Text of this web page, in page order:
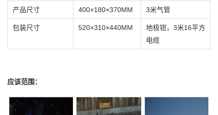
产品尺寸 400×180×370MM 3米气管
包装尺寸 520×310×440MM
地极钳，3米16平方
电缆
应该范围：